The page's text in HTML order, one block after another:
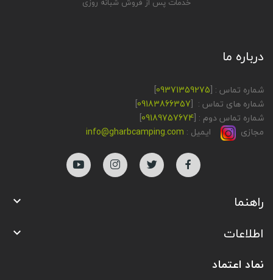
درباره ما
شماره تماس : [09371359275
]
شماره های تماس : [09183866357
]
شماره تماس دوم : [09189757674
]
مجازی
ایمیل : info@gharbcamping.com
راهنما 
اطلاعات 
نماد اعتماد